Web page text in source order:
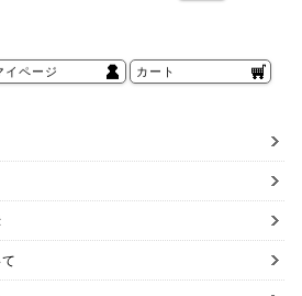
イページ カート